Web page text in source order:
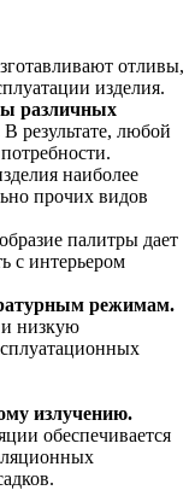
отливы,
изделия.
различных
В результате, любой
наиболее
прочих видов
палитры дает
с интерьером
режимам.
низкую
излучению.
обеспечивается